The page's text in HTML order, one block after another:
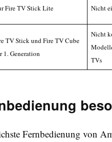
Fire TV Stick Lite Nicht
TV Stick und Fire TV Cube
1. Generation
Nicht
TVs
Fernbedienung von